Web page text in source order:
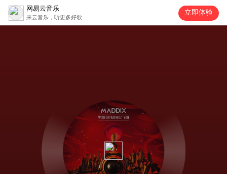
网易云音乐
来云音乐，听更多好歌
立即体验